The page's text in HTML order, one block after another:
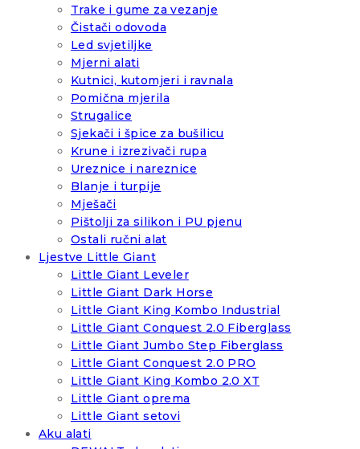
Trake i gume za vezanje
Čistači odovoda
Led svjetiljke
Mjerni alati
Kutnici, kutomjeri i ravnala
Pomična mjerila
Strugalice
Sjekači i špice za bušilicu
Krune i izrezivači rupa
Ureznice i nareznice
Blanje i turpije
Mješači
Pištolji za silikon i PU pjenu
Ostali ručni alat
Ljestve Little Giant
Little Giant Leveler
Little Giant Dark Horse
Little Giant King Kombo Industrial
Little Giant Conquest 2.0 Fiberglass
Little Giant Jumbo Step Fiberglass
Little Giant Conquest 2.0 PRO
Little Giant King Kombo 2.0 XT
Little Giant oprema
Little Giant setovi
Aku alati